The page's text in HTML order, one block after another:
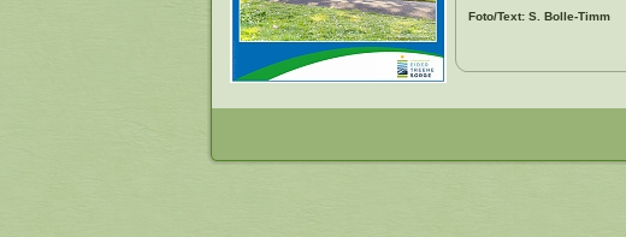
Foto/Text: S. Bolle-Timm